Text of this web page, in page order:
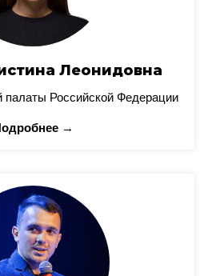
Леонидовна
Российской Федерации
→